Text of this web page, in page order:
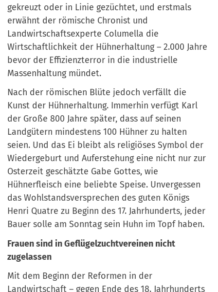
gekreuzt oder in Linie gezüchtet, und erstmals
erwähnt der römische Chronist und
Landwirtschaftsexperte Columella die
Wirtschaftlichkeit der Hühnerhaltung – 2.000 Jahre
bevor der Effizienzterror in die industrielle
Massenhaltung mündet.
Nach der römischen Blüte jedoch verfällt die
Kunst der Hühnerhaltung. Immerhin verfügt Karl
der Große 800 Jahre später, dass auf seinen
Landgütern mindestens 100 Hühner zu halten
seien. Und das Ei bleibt als religiöses Symbol der
Wiedergeburt und Auferstehung eine nicht nur zur
Osterzeit geschätzte Gabe Gottes, wie
Hühnerfleisch eine beliebte Speise. Unvergessen
das Wohlstandsversprechen des guten Königs
Henri Quatre zu Beginn des 17. Jahrhunderts, jeder
Bauer solle am Sonntag sein Huhn im Topf haben.
Frauen sind in Geflügelzuchtvereinen nicht
zugelassen
Mit dem Beginn der Reformen in der
Landwirtschaft – gegen Ende des 18. Jahrhunderts